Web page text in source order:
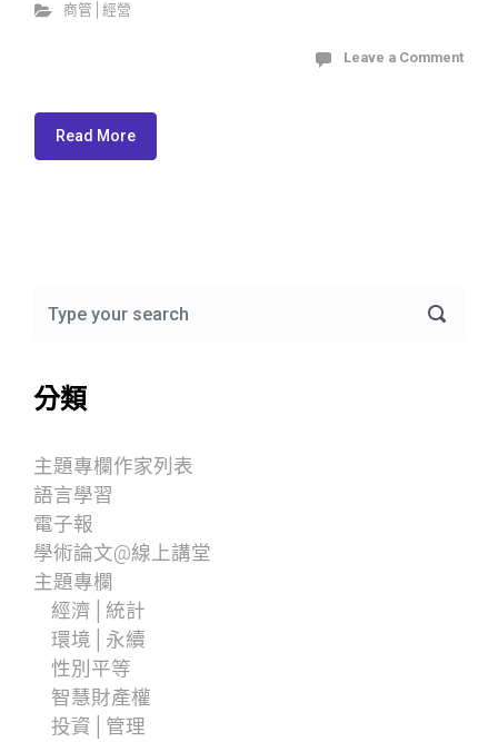
商管│經營
Leave a Comment
Read More
分類
主題專欄作家列表
語言學習
電子報
學術論文@線上講堂
主題專欄
經濟│統計
環境│永續
性別平等
智慧財產權
投資│管理